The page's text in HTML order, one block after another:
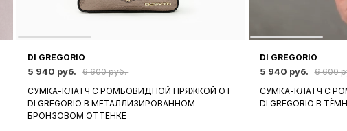
DI GREGORIO
5 940 руб.
6 600 руб.
СУМКА-КЛАТЧ С РОМБОВИДНОЙ ПРЯЖКОЙ ОТ
DI GREGORIO В МЕТАЛЛИЗИРОВАННОМ
БРОНЗОВОМ ОТТЕНКЕ
DI GREGORIO
5 940 руб.
6 600
СУМКА-КЛАТЧ С
DI GREGORIO В